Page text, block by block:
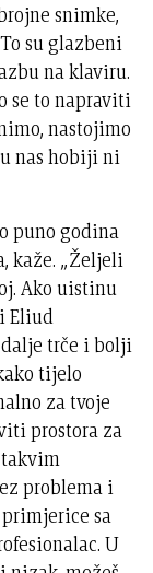
snimke,
su glazbeni
na klaviru.
se to napraviti
nastojimo
nas hobiji ni
puno godina
kaže. „Željeli
Ako uistinu
Eliud
dalje trče i bolji
tijelo
za tvoje
prostora za
problema i
sa
U